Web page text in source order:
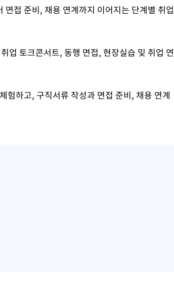
접 준비, 채용 연계까지 이어지는 단계별 취업
업 토크콘서트, 동행 면접, 현장실습 및 취업 연
험하고, 구직서류 작성과 면접 준비, 채용 연계